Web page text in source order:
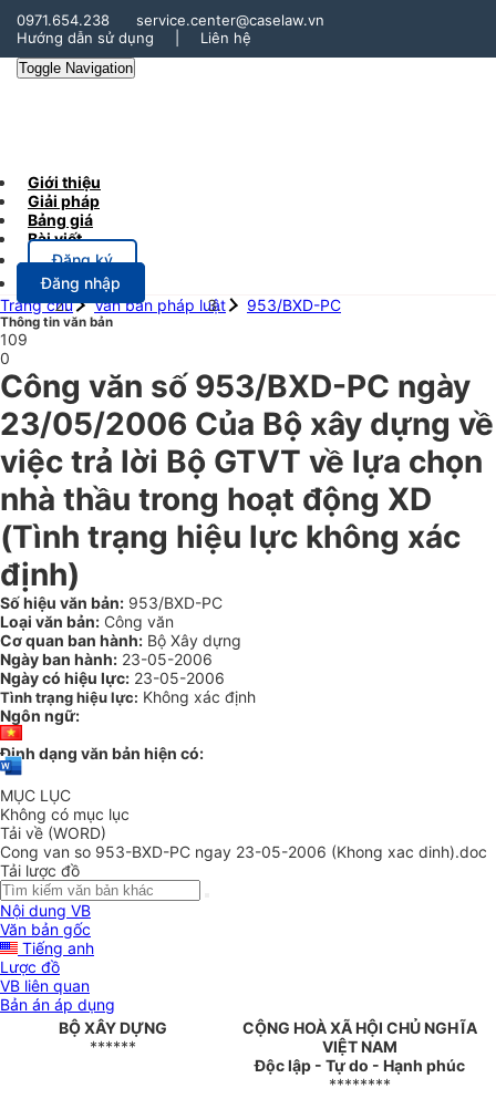
0971.654.238
service.center@caselaw.vn
Hướng dẫn sử dụng
Liên hệ
Toggle Navigation
Giới thiệu
Giải pháp
Bảng giá
Bài viết
Đăng ký
Đăng nhập
Trang chủ
Văn bản pháp luật 953/BXD-PC
Thông tin văn bản
109
0
Công văn số 953/BXD-PC ngày
23/05/2006 Của Bộ xây dựng về
việc trả lời Bộ GTVT về lựa chọn
nhà thầu trong hoạt động XD
(Tình trạng hiệu lực không xác
định)
Số hiệu văn bản: 953/BXD-PC
Loại văn bản: Công văn
Cơ quan ban hành: Bộ Xây dựng
Ngày ban hành: 23-05-2006
Ngày có hiệu lực: 23-05-2006
Tình trạng hiệu lực: Không xác định
Ngôn ngữ:
Định dạng văn bản hiện có:
MỤC LỤC
Không có mục lục
Tải về (WORD)
Cong van so 953-BXD-PC ngay 23-05-2006 (Khong xac dinh).doc
Tải lược đồ
Nội dung VB
Văn bản gốc
Tiếng anh
Lược đồ
VB liên quan
Bản án áp dụng
BỘ XÂY DỰNG
******
CỘNG HOÀ XÃ HỘI CHỦ NGHĨA
VIỆT NAM
Độc lập - Tự do - Hạnh phúc
********